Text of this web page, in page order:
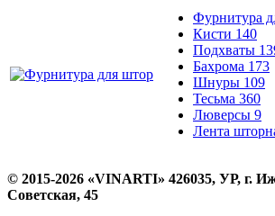
Фурнитура
Кисти 140
Подхваты
Бахрома 173
Шнуры 109
Тесьма 360
Люверсы 9
Лента
© 2015-2026 «VINARTI» 426035, УР, г.
Советская, 45